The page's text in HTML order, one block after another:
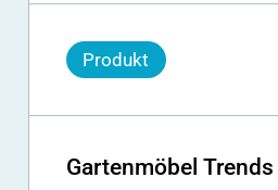
Produkt
Gartenmöbel